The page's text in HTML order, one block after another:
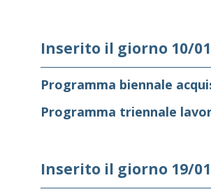
Inserito il giorno 10/
Programma biennale
Programma triennale
Inserito il giorno 19/